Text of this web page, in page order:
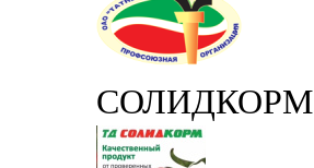
СОЛИДКОРМ